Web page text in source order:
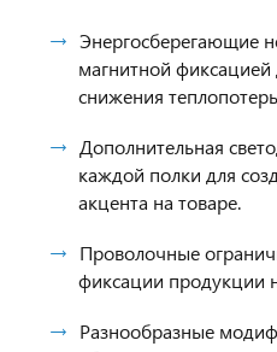
Энергосберегающие
магнитной фиксацией
снижения
Дополнительная
каждой полки для
акцента на товаре.
Проволочные
фиксации продукции
Разнообразные